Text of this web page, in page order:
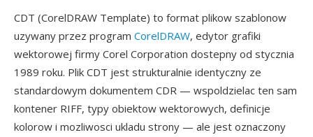
CDT (CorelDRAW Template) to format plikow szablonow
uzywany przez program CorelDRAW, edytor grafiki
wektorowej firmy Corel Corporation dostepny od stycznia
1989 roku. Plik CDT jest strukturalnie identyczny ze
standardowym dokumentem CDR — wspoldzielac ten sam
kontener RIFF, typy obiektow wektorowych, definicje
kolorow i mozliwosci ukladu strony — ale jest oznaczony